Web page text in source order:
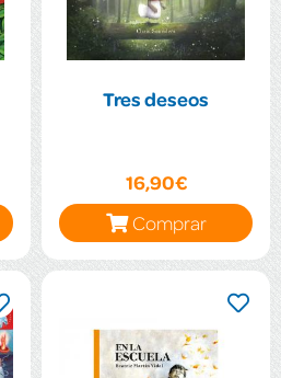
Tres deseos
16,90€
Comprar